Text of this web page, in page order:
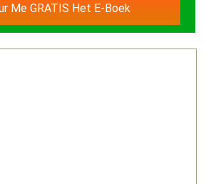
Me GRATIS Het E-Boek